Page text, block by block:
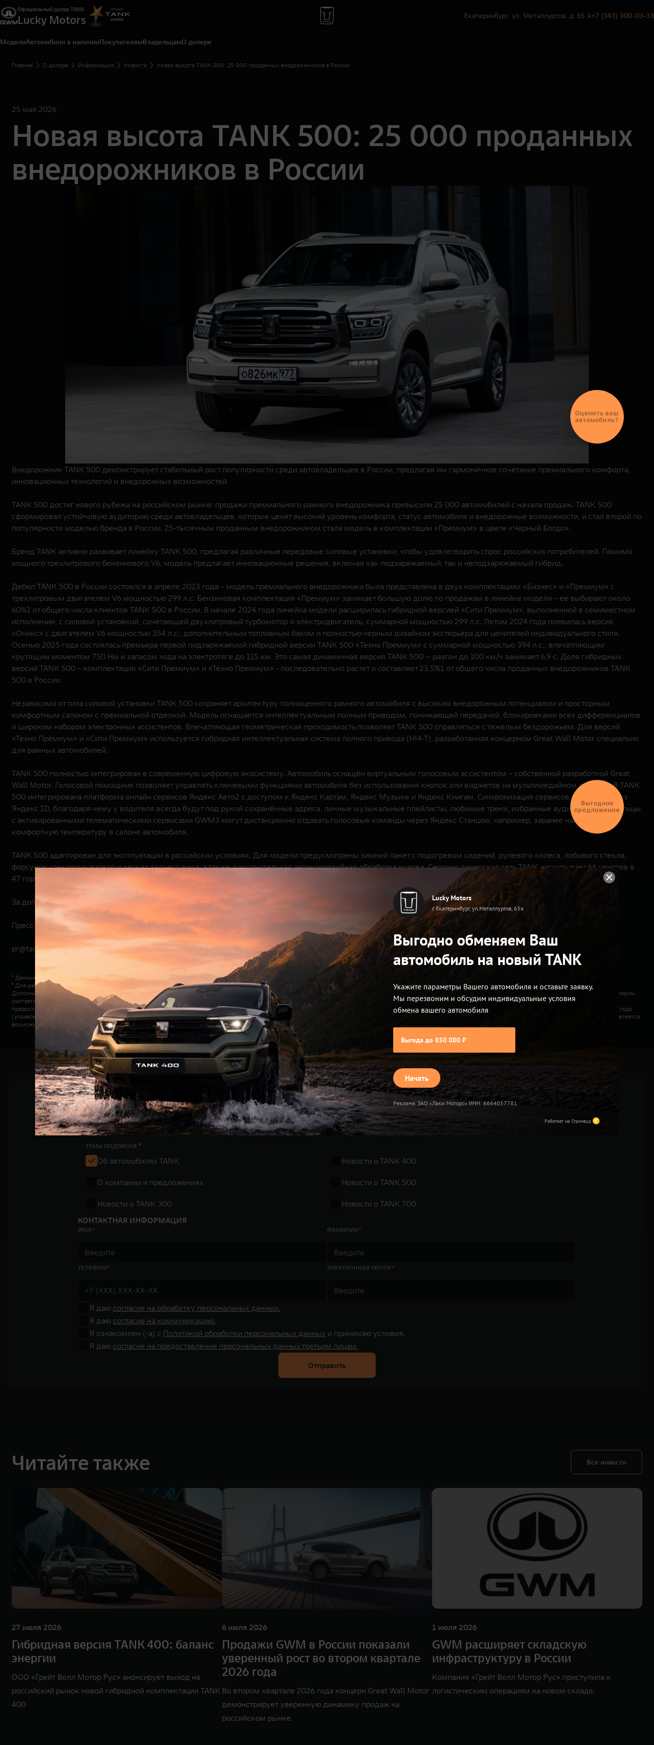
Официальный дилер TANK
Lucky Motors Екатеринбург, ул. Металлургов, д. 65 А+7 (343) 300-03-33
МоделиАвтомобили в наличииПокупателямВладельцамО дилере
Екатеринбург, ул. Металлургов, д. 65 А
+7 (343) 300-03-33
Главная О дилере Информация Новости Новая высота TANK 500: 25 000 проданных внедорожников в России
25 мая 2026
Новая высота TANK 500: 25 000 проданных
внедорожников в России
Внедорожник TANK 500 демонстрирует стабильный рост популярности среди автовладельцев в России, предлагая им гармоничное сочетание премиального комфорта,
инновационных технологий и внедорожных возможностей
TANK 500 достиг нового рубежа на российском рынке: продажи премиального рамного внедорожника превысили 25 000 автомобилей с начала продаж. TANK 500
сформировал устойчивую аудиторию среди автовладельцев, которые ценят высокий уровень комфорта, статус автомобиля и внедорожные возможности, и стал второй по
популярности моделью бренда в России. 25-тысячным проданным внедорожником стала модель в комплектации «Премиум» в цвете «Черный Богдо».
Бренд TANK активно развивает линейку TANK 500, предлагая различные передовые силовые установки, чтобы удовлетворить спрос российских потребителей. Помимо
мощного трехлитрового бензинового V6, модель предлагает инновационные решения, включая как подзаряжаемый, так и неподзаряжаемый гибрид.
Дебют TANK 500 в России состоялся в апреле 2023 года – модель премиального внедорожника была представлена в двух комплектациях «Бизнес» и «Премиум» с
трехлитровым двигателем V6 мощностью 299 л.с. Бензиновая комплектация «Премиум» занимает большую долю по продажам в линейке модели – ее выбирают около
60%1 от общего числа клиентов TANK 500 в России. В начале 2024 года линейка модели расширилась гибридной версией «Сити Премиум», выполненной в семиместном
исполнении, с силовой установкой, сочетающей двухлитровый турбомотор и электродвигатель, суммарной мощностью 299 л.с. Летом 2024 года появилась версия
«Оникс» с двигателем V6 мощностью 354 л.с., дополнительным топливным баком и полностью черным дизайном экстерьера для ценителей индивидуального стиля.
Осенью 2025 года состоялась премьера первой подзаряжаемой гибридной версии TANK 500 «Техно Премиум» с суммарной мощностью 394 л.с., впечатляющим
крутящим моментом 750 Нм и запасом хода на электротяге до 115 км. Это самая динамичная версия TANK 500 — разгон до 100 км/ч занимает 6,9 с. Доля гибридных
версий TANK 500 – комплектация «Сити Премиум» и «Техно Премиум» - последовательно растет и составляет 23,5%1 от общего числа проданных внедорожников TANK
500 в России.
Независимо от типа силовой установки TANK 500 сохраняет архитектуру полноценного рамного автомобиля с высоким внедорожным потенциалом и просторным
комфортным салоном с премиальной отделкой. Модель оснащается интеллектуальным полным приводом, понижающей передачей, блокировками всех дифференциалов
и широким набором электронных ассистентов. Впечатляющая геометрическая проходимость позволяет TANK 500 справляться с тяжелым бездорожьем. Для версий
«Техно Премиум» и «Сити Премиум» используется гибридная интеллектуальная система полного привода (Hi4-T), разработанная концерном Great Wall Motor специально
для рамных автомобилей.
TANK 500 полностью интегрирован в современную цифровую экосистему. Автомобиль оснащён виртуальным голосовым ассистентом – собственной разработкой Great
Wall Motor. Голосовой помощник позволяет управлять ключевыми функциями автомобиля без использования кнопок или виджетов на мультимедийном дисплее. В TANK
500 интегрирована платформа онлайн сервисов Яндекс Авто2 с доступом к Яндекс Картам, Яндекс Музыке и Яндекс Книгам. Синхронизация сервисов проходит через
Яндекс ID, благодаря чему у водителя всегда будут под рукой сохранённые адреса, личные музыкальные плейлисты, любимые треки, избранные аудиокниги. Владельцы
c активированными телематическими сервисами GWM3 могут дистанционно отдавать голосовые команды через Яндекс Станцию, например, заранее настроить
комфортную температуру в салоне автомобиля.
TANK 500 адаптирован для эксплуатации в российских условиях. Для модели предусмотрены зимний пакет с подогревом сидений, рулевого колеса, лобового стекла,
форсунок стеклоомывателя и зеркал заднего вида, а также дополнительная антикоррозийная обработка кузова. Сегодня дилерская сеть TANK насчитывает 66 центров в
47 городах России.
За дополнительной информацией, пожалуйста, обращайтесь:
Пресс-служба TANK
pr@tank.ru
¹ Данные по продажам с апреля 2023 года по апрель 2026 года включительно
² Для работы онлайн-сервисов Яндекса требуется подключение к сети Интернет, которое доступно через телематический модуль по ежемесячному лимиту в 5 гигабайт или обеспечение через Wi-Fi соединение.
Дополнительная оплата за использование онлайн-сервисов Яндекса не взимается. Использование сервисов мультимедиа (услуги HUT) предоставляется Владельцу Автомобиля с даты первой продажи официальным Дилером
соответствующей марки GWM на территории Российской Федерации и доступно для Владельца Автомобиля без дополнительной оплаты сроком на 3 месяца. 3Использование функций дистанционного управления
предоставляется Владельцу Автомобиля с даты первой продажи официальным Дилером на территории Российской Федерации и доступно для Владельца Автомобиля без дополнительной оплаты частично сроком на 3 года
(управление центральным замком, поиск автомобиля, мониторинг и состояние автомобиля) и частично на 3 месяца (запуск двигателя, климат контроль и другие функции управления автомобиля). Владельцу предоставляется
возможность пользования сервисами дистанционного управления GWM в пределах ограниченного объема передачи данных, который составляет 100 мегабайт в месяц.
Подписаться на новости
ТЕМЫ ПОДПИСКИ *
Об автомобилях TANK
О компании и предложениях
Новости о TANK 300
Новости о TANK 400
Новости о TANK 500
Новости о TANK 700
КОНТАКТНАЯ ИНФОРМАЦИЯ
ИМЯ ФАМИЛИЯ
ТЕЛЕФОН ЭЛЕКТРОННАЯ ПОЧТА
Я даю согласие на обработку персональных данных.
Я даю согласие на коммуникацию.
Я ознакомлен (-а) с Политикой обработки персональных данных и принимаю условия.
Я даю согласие на предоставление персональных данных третьим лицам.
Отправить
Читайте также Все новости
27 июля 2026
Гибридная версия TANK 400: баланс
энергии
ООО «Грейт Волл Мотор Рус» анонсирует выход на
российский рынок новой гибридной комплектации TANK
400
6 июля 2026
Продажи GWM в России показали
уверенный рост во втором квартале
2026 года
Во втором квартале 2026 года концерн Great Wall Motor
демонстрирует уверенную динамику продаж на
российском рынке.
1 июля 2026
GWM расширяет складскую
инфраструктуру в России
Компания «Грейт Волл Мотор Рус» приступила к
логистическим операциям на новом складе.
Lucky Motors
г. Екатеринбург, ул.Металлургов, 65а
Выгодно обменяем Ваш
автомобиль на новый TANK
Укажите параметры Вашего автомобиля и оставьте заявку.
Мы перезвоним и обсудим индивидуальные условия
обмена вашего автомобиля
Выгода до 850 000 ₽
Начать
Реклама. ЗАО «Лаки Моторс» ИНН: 6664057781
Работает на Стримвуд
Оценить ваш
автомобиль?
Выгодное
предложение